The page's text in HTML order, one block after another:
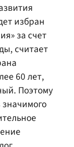
избран
за счет
считает
60 лет,
Поэтому
значимого